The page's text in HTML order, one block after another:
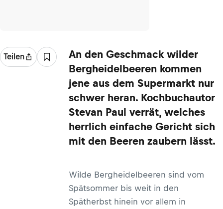
Teilen
An den Geschmack wilder
Bergheidelbeeren kommen
jene aus dem Supermarkt nur
schwer heran. Kochbuchautor
Stevan Paul verrät, welches
herrlich einfache Gericht sich
mit den Beeren zaubern lässt.
Wilde Bergheidelbeeren sind vom
Spätsommer bis weit in den
Spätherbst hinein vor allem in